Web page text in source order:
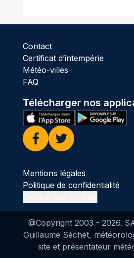
Contact
Certificat d’intempérie
Météo-villes
FAQ
Télécharger nos
Facebook
Twitter
Mentions légales
Politique de confidentialité
@Copyright 2003 - 2026.
Guillaume Séchet,
site et présentateur